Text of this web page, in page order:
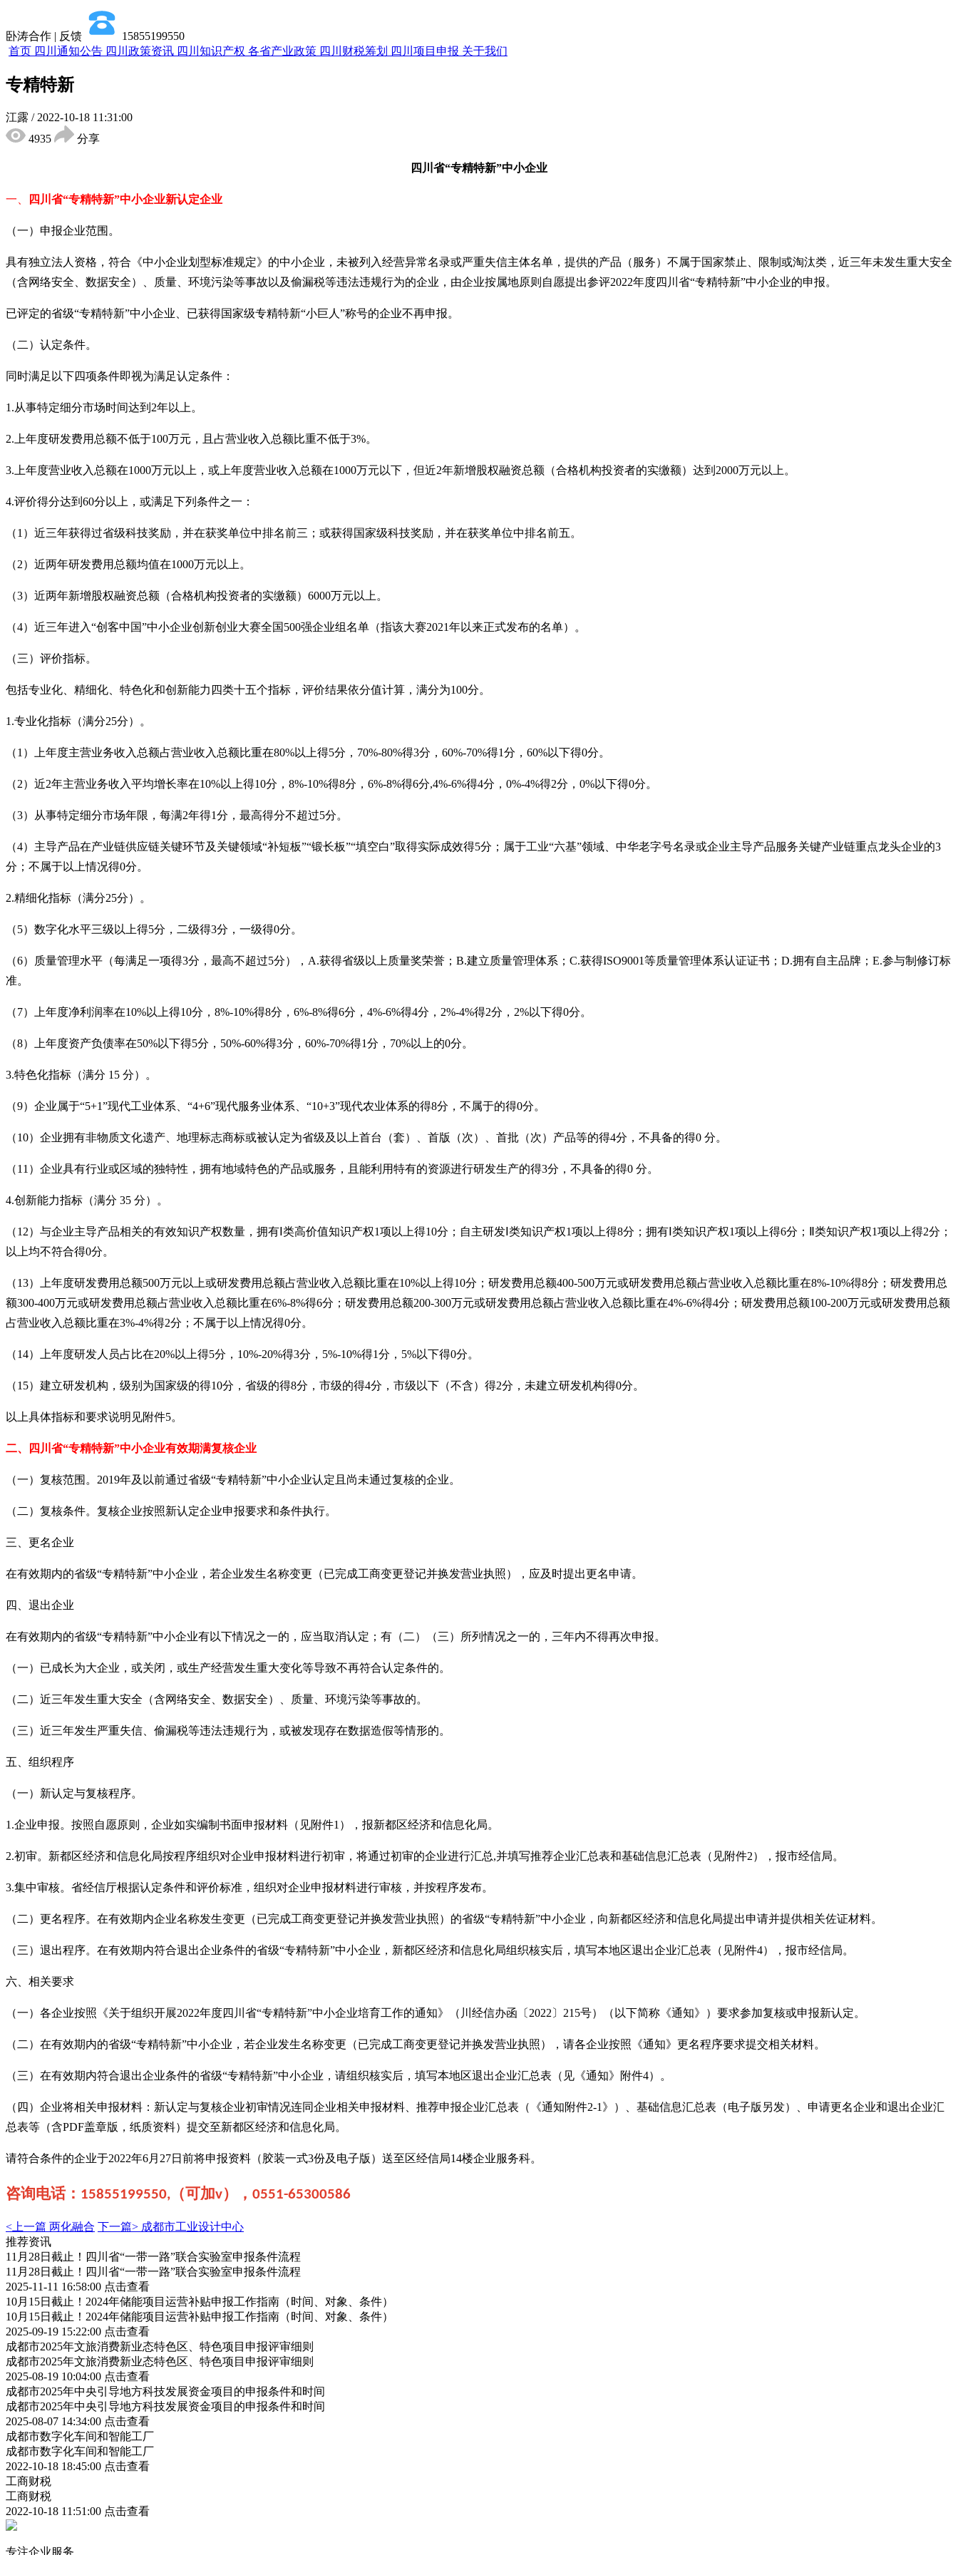
卧涛合作 | 反馈
15855199550
首页 四川通知公告 四川政策资讯 四川知识产权 各省产业政策 四川财税筹划 四川项目申报 关于我们
专精特新
江露 / 2022-10-18 11:31:00
4935
分享
四川省“专精特新”中小企业
一、 四川省“专精特新”中小企业新认定企业
（一）申报企业范围。
具有独立法人资格，符合《中小企业划型标准规定》的中小企业，未被列入经营异常名录或严重失信主体名单，提供的产品（服务）不属于国家禁止、限制或淘汰类，近三年未发生重大安全
（含网络安全、数据安全）、质量、环境污染等事故以及偷漏税等违法违规行为的企业，由企业按属地原则自愿提出参评2022年度四川省“专精特新”中小企业的申报。
已评定的省级“专精特新”中小企业、已获得国家级专精特新“小巨人”称号的企业不再申报。
（二）认定条件。
同时满足以下四项条件即视为满足认定条件：
1.从事特定细分市场时间达到2年以上。
2. 上年度研发费用总额不低于100万元，且占营业收入总额比重不低于3%。
3. 上年度营业收入总额在1000万元以上，或上年度营业收入总额在1000万元以下，但近2年新增股权融资总额（合格机构投资者的实缴额）达到2000万元以上。
4.评价得分达到60分以上，或满足下列条件之一：
（1 ）近三年获得过省级科技奖励，并在获奖单位中排名前三；或获得国家级科技奖励，并在获奖单位中排名前五。
（2）近两年研发费用总额均值在1000万元以上。
（3）近两年新增股权融资总额（合格机构投资者的实缴额）6000万元以上。
（4）近三年进入“创客中国”中小企业创新创业大赛全国500强企业组名单（指该大赛2021年以来正式发布的名单）。
（三）评价指标。
包括专业化、精细化、特色化和创新能力四类十五个指标，评价结果依分值计算，满分为100分。
1.专业化指标（满分25分）。
（1 ）上年度主营业务收入总额占营业收入总额比重在80%以上得5分，70%-80%得3分，60%-70%得1分，60%以下得0分。
（2）近2年主营业务收入平均增长率在10%以上得10分，8%-10%得8分，6%-8%得6分,4%-6%得4分，0%-4%得2分，0%以下得0分。
（3）从事特定细分市场年限，每满2年得1分，最高得分不超过5分。
（4）主导产品在产业链供应链关键环节及关键领域“补短板”“锻长板”“填空白”取得实际成效得5分；属于工业“六基”领域、中华老字号名录或企业主导产品服务关键产业链重点龙头企业的3
分；不属于以上情况得0分。
2.精细化指标（满分25分）。
（5）数字化水平三级以上得5分，二级得3分，一级得0分。
（6）质量管理水平（每满足一项得3分，最高不超过5分），A.获得省级以上质量奖荣誉；B.建立质量管理体系；C.获得ISO9001等质量管理体系认证证书；D.拥有自主品牌；E.参与制修订标
准。
（7）上年度净利润率在10%以上得10分，8%-10%得8分，6%-8%得6分，4%-6%得4分，2%-4%得2分，2%以下得0分。
（8）上年度资产负债率在50%以下得5分，50%-60%得3分，60%-70%得1分，70%以上的0分。
3.特色化指标（满分 15 分）。
（9）企业属于“5+1”现代工业体系、“4+6”现代服务业体系、“10+3”现代农业体系的得8分，不属于的得0分。
（10）企业拥有非物质文化遗产、地理标志商标或被认定为省级及以上首台（套）、首版（次）、首批（次）产品等的得4分，不具备的得0 分。
（11 ）企业具有行业或区域的独特性，拥有地域特色的产品或服务，且能利用特有的资源进行研发生产的得3分，不具备的得0 分。
4.创新能力指标（满分 35 分）。
（12）与企业主导产品相关的有效知识产权数量，拥有Ⅰ类高价值知识产权1项以上得10分；自主研发Ⅰ类知识产权1项以上得8分；拥有Ⅰ类知识产权1项以上得6分；Ⅱ类知识产权1项以上得2分；
以上均不符合得0分。
（13）上年度研发费用总额500万元以上或研发费用总额占营业收入总额比重在10%以上得10分；研发费用总额400-500万元或研发费用总额占营业收入总额比重在8%-10%得8分；研发费用总
额300-400万元或研发费用总额占营业收入总额比重在6%-8%得6分；研发费用总额200-300万元或研发费用总额占营业收入总额比重在4%-6%得4分；研发费用总额100-200万元或研发费用总额
占营业收入总额比重在3%-4%得2分；不属于以上情况得0分。
（14）上年度研发人员占比在20%以上得5分，10%-20%得3分，5%-10%得1分，5%以下得0分。
（15）建立研发机构，级别为国家级的得10分，省级的得8分，市级的得4分，市级以下（不含）得2分，未建立研发机构得0分。
以上具体指标和要求说明见附件5。
二、 四川省“专精特新”中小企业有效期满复核企业
（一）复核范围。 2019年及以前通过省级“专精特新”中小企业认定且尚未通过复核的企业。
（二）复核条件。复核企业按照新认定企业申报要求和条件执行。
三、更名企业
在有效期内的省级“专精特新”中小企业，若企业发生名称变更（已完成工商变更登记并换发营业执照），应及时提出更名申请。
四、退出企业
在有效期内的省级“专精特新”中小企业有以下情况之一的，应当取消认定；有（二）（三）所列情况之一的，三年内不得再次申报。
（一）已成长为大企业，或关闭，或生产经营发生重大变化等导致不再符合认定条件的。
（二）近三年发生重大安全（含网络安全、数据安全）、质量、环境污染等事故的。
（三）近三年发生严重失信、偷漏税等违法违规行为，或被发现存在数据造假等情形的。
五、组织程序
（一）新认定与复核程序。
1.企业申报。按照自愿原则，企业如实编制书面申报材料（见附件1 ），报新都区经济和信息化局。
2.初审。新都区经济和信息化局按程序组织对企业申报材料进行初审，将通过初审的企业进行汇总,并填写推荐企业汇总表和基础信息汇总表（见附件2），报市经信局。
3.集中审核。省经信厅根据认定条件和评价标准，组织对企业申报材料进行审核，并按程序发布。
（二）更名程序。在有效期内企业名称发生变更（已完成工商变更登记并换发营业执照）的省级“专精特新”中小企业，向新都区经济和信息化局提出申请并提供相关佐证材料。
（三）退出程序。在有效期内符合退出企业条件的省级“专精特新”中小企业，新都区经济和信息化局组织核实后，填写本地区退出企业汇总表（见附件4），报市经信局。
六、相关要求
（一）各企业按照《关于组织开展2022年度四川省“专精特新”中小企业培育工作的通知》（川经信办函〔2022 〕215号）（以下简称《通知》）要求参加复核或申报新认定。
（二）在有效期内的省级“专精特新”中小企业，若企业发生名称变更（已完成工商变更登记并换发营业执照），请各企业按照《通知》更名程序要求提交相关材料。
（三）在有效期内符合退出企业条件的省级“专精特新”中小企业，请组织核实后，填写本地区退出企业汇总表（见《通知》附件4）。
（四）企业将相关申报材料：新认定与复核企业初审情况连同企业相关申报材料、推荐申报企业汇总表（《通知附件2-1 》）、基础信息汇总表（电子版另发）、申请更名企业和退出企业汇
总表等（含PDF盖章版，纸质资料）提交至新都区经济和信息化局。
请符合条件的企业于2022年6月27日前将申报资料（胶装一式3份及电子版）送至区经信局14楼企业服务科。
咨询电话： 15855199550, （可加v）， 0551-65300586
<上一篇 两化融合 下一篇> 成都市工业设计中心
推荐资讯
11月28日截止！四川省“一带一路”联合实验室申报条件流程
11月28日截止！四川省“一带一路”联合实验室申报条件流程
2025-11-11 16:58:00 点击查看
10月15日截止！2024年储能项目运营补贴申报工作指南（时间、对象、条件）
10月15日截止！2024年储能项目运营补贴申报工作指南（时间、对象、条件）
2025-09-19 15:22:00 点击查看
成都市2025年文旅消费新业态特色区、特色项目申报评审细则
成都市2025年文旅消费新业态特色区、特色项目申报评审细则
2025-08-19 10:04:00 点击查看
成都市2025年中央引导地方科技发展资金项目的申报条件和时间
成都市2025年中央引导地方科技发展资金项目的申报条件和时间
2025-08-07 14:34:00 点击查看
成都市数字化车间和智能工厂
成都市数字化车间和智能工厂
2022-10-18 18:45:00 点击查看
工商财税
工商财税
2022-10-18 11:51:00 点击查看
专注企业服务